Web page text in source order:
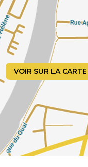
VOIR SUR LA CARTE